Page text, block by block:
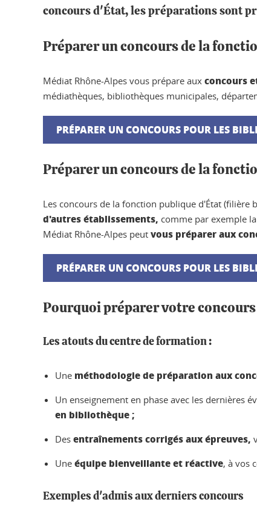
concours d'État, les préparations sont
Préparer un concours de la
Médiat Rhône-Alpes vous prépare aux concours
médiathèques, bibliothèques municipales,
PRÉPARER UN CONCOURS POUR LES
Préparer un concours de la
Les concours de la fonction publique d'État
d'autres établissements, comme par exemple
Médiat Rhône-Alpes peut vous préparer aux
PRÉPARER UN CONCOURS POUR LES
Pourquoi préparer votre
Les atouts du centre de formation :
Une méthodologie de préparation aux
Un enseignement en phase avec les dernières
en bibliothèque ;
Des entraînements corrigés aux épreuves,
Une équipe bienveillante et réactive, à vos
Exemples d'admis aux derniers concours